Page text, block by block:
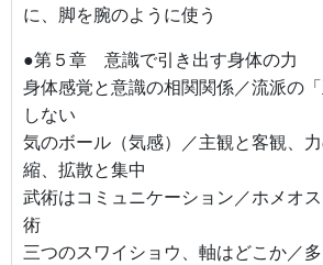
に、脚を腕のように使う
●第５章 意識で引き出す身体の力
身体感覚と意識の相関関係／流派の
しない
気のボール（気感）／主観と客観、
縮、拡散と集中
武術はコミュニケーション／ホメオ
術
三つのスワイショウ、軸はどこか／